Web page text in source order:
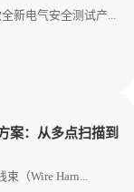
新电气安全测试产...
案：从多点扫描到
（Wire Harn...